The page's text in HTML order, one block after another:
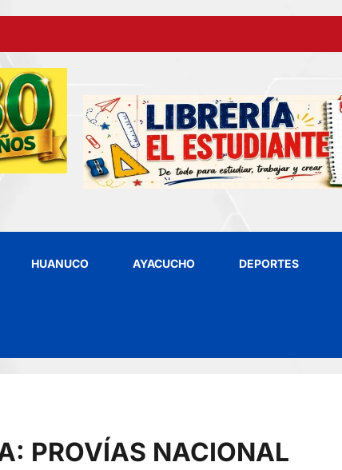
HUANUCO AYACUCHO DEPORTES
PROVÍAS NACIONAL